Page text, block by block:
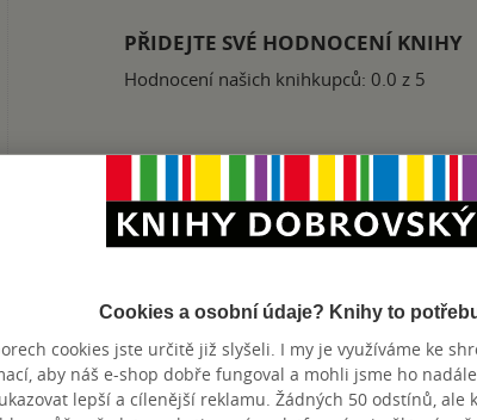
PŘIDEJTE SVÉ HODNOCENÍ KNIHY
Hodnocení našich knihkupců: 0.0 z 5
Zobrazeno 20 z 20
Cookies a osobní údaje? Knihy to
cookies jste určitě již slyšeli. I my je využíváme ke
aby náš e-shop dobře fungoval a mohli jsme ho
lepší a cílenější reklamu. Žádných 50 odstínů, ale